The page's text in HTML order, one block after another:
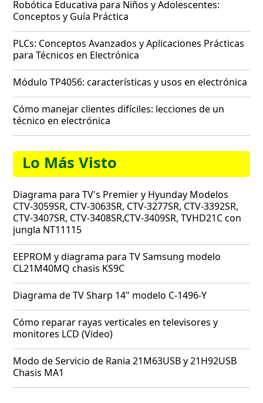
Robótica Educativa para Niños y Adolescentes:
Conceptos y Guía Práctica
PLCs: Conceptos Avanzados y Aplicaciones Prácticas
para Técnicos en Electrónica
Módulo TP4056: características y usos en electrónica
Cómo manejar clientes difíciles: lecciones de un
técnico en electrónica
Lo Más Visto
Diagrama para TV's Premier y Hyunday Modelos
CTV-3059SR, CTV-3063SR, CTV-3277SR, CTV-3392SR,
CTV-3407SR, CTV-3408SR,CTV-3409SR, TVHD21C con
jungla NT11115
EEPROM y diagrama para TV Samsung modelo
CL21M40MQ chasis KS9C
Diagrama de TV Sharp 14" modelo C-1496-Y
Cómo reparar rayas verticales en televisores y
monitores LCD (Video)
Modo de Servicio de Rania 21M63USB y 21H92USB
Chasis MA1